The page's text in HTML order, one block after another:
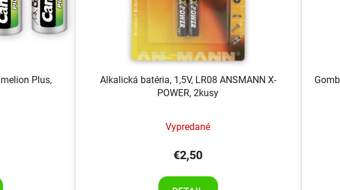
Plus,
Alkalická batéria, 1,5V, LR08 ANSMANN X-
POWER, 2kusy
Vypredané
€2,50